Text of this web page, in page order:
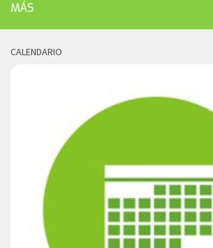
MÁS
CALENDARIO